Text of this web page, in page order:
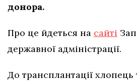
донора.
Про це йдеться на сайті
державної адміністрації.
До трансплантації